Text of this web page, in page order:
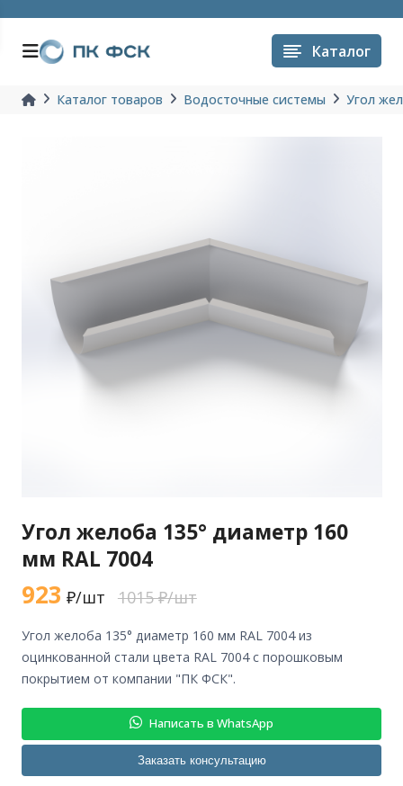
Каталог
Каталог товаров Водосточные системы Угол
Угол желоба 135° диаметр 160
мм RAL 7004
923 ₽/шт 1015 ₽/шт
угол желоба 135° диаметр 160 мм RAL 7004 из
оцинкованной стали цвета RAL 7004 с порошковым
покрытием от компании "ПК ФСК".
Написать в WhatsApp
Заказать консультацию